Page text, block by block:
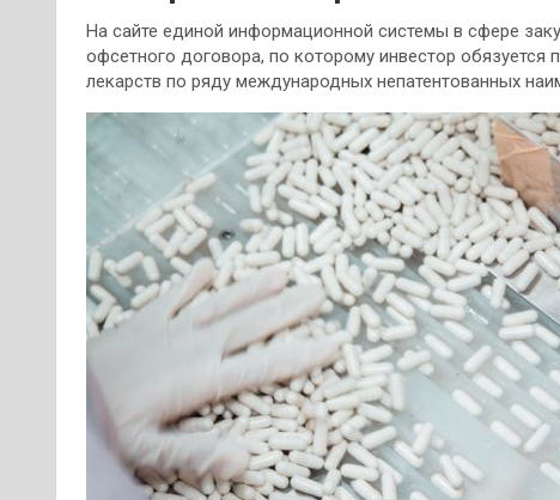
На сайте единой информационной системы в сфере
офсетного договора, по которому инвестор
лекарств по ряду международных непатентованных